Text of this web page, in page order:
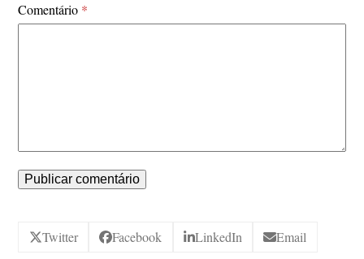
Comentário *
Twitter Facebook LinkedIn Email